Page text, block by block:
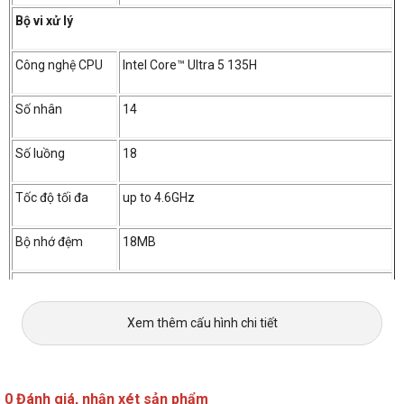
Bộ vi xử lý
Công nghệ CPU Intel Core™ Ultra 5 135H
Số nhân 14
Số luồng 18
Tốc độ tối đa up to 4.6GHz
Bộ nhớ đệm 18MB
RAM 1x 16GB SODIMM DDR5-5600
Xem thêm cấu hình chi tiết
0 Đánh giá, nhận xét sản phẩm